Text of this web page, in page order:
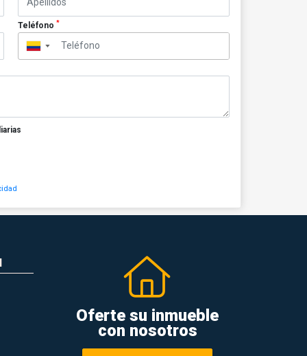
Teléfono *
▼
Oferte su inmueble
con nosotros